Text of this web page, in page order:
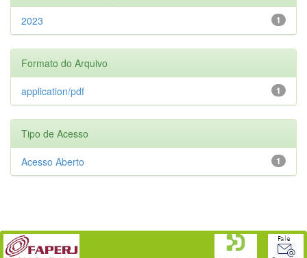
1
2023
Formato do Arquivo
1
application/pdf
Tipo de Acesso
1
Acesso Aberto